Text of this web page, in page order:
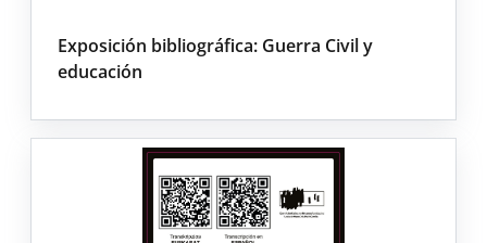
Exposición bibliográfica: Guerra Civil y
educación